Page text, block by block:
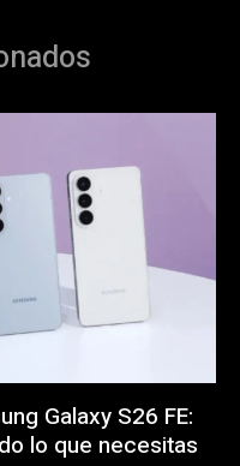
Galaxy S26 FE:
lo que necesitas